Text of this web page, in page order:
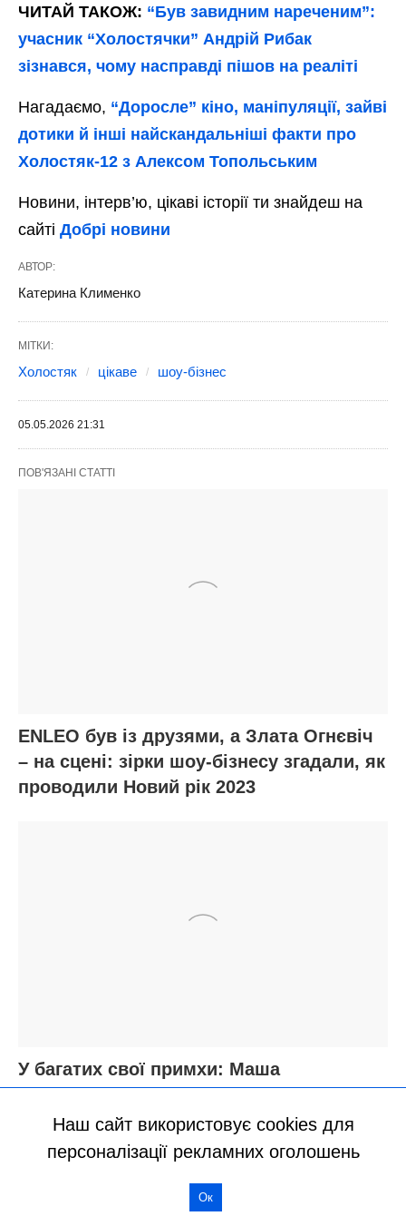
Наш сайт використовує cookies для
персоналізації рекламних оголошень
Ок